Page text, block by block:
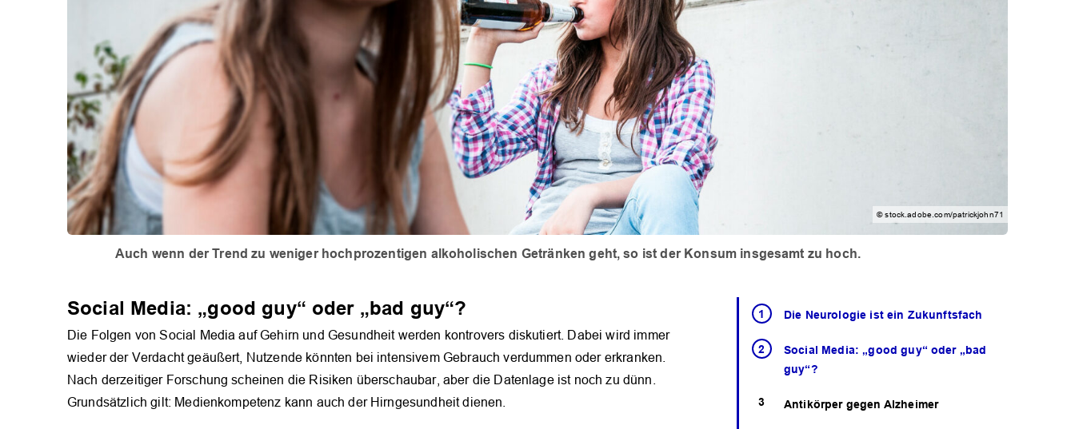
© stock.adobe.com/patrickjohn71
Auch wenn der Trend zu weniger hochprozentigen alkoholischen Getränken geht, so ist der Konsum insgesamt zu hoch.
Die Neurologie ist ein Zukunftsfach
Social Media: „good guy“ oder „bad
guy“?
Antikörper gegen Alzheimer
Social Media: „good guy“ oder „bad guy“?
Die Folgen von Social Media auf Gehirn und Gesundheit werden kontrovers diskutiert. Dabei wird immer
wieder der Verdacht geäußert, Nutzende könnten bei intensivem Gebrauch verdummen oder erkranken.
Nach derzeitiger Forschung scheinen die Risiken überschaubar, aber die Datenlage ist noch zu dünn.
Grundsätzlich gilt: Medienkompetenz kann auch der Hirngesundheit dienen.